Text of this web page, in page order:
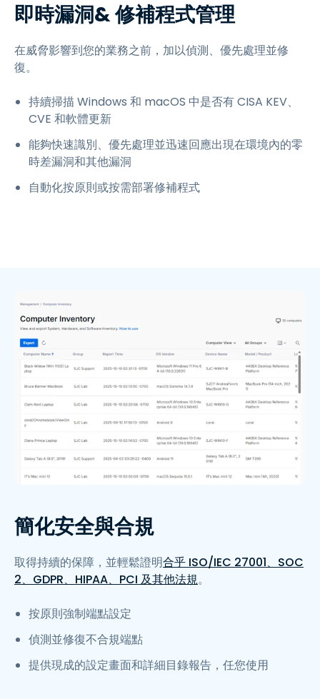
即時漏洞& 修補程式管理
在威脅影響到您的業務之前，加以偵測、優先處理並修
復。
持續掃描 Windows 和 macOS 中是否有 CISA KEV、
CVE 和軟體更新
能夠快速識別、優先處理並迅速回應出現在環境內的零
時差漏洞和其他漏洞
自動化按原則或按需部署修補程式
簡化安全與合規
取得持續的保障，並輕鬆證明合乎 ISO/IEC 27001、SOC
2、GDPR、HIPAA、PCI 及其他法規。
按原則強制端點設定
偵測並修復不合規端點
提供現成的設定畫面和詳細目錄報告，任您使用